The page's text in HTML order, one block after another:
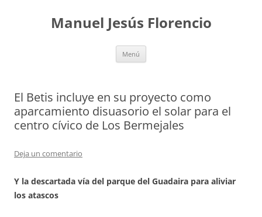
contenidoManuel Jesús Florencio
Menú
El Betis incluye en su proyecto como
aparcamiento disuasorio el solar para el
centro cívico de Los Bermejales
Deja un comentario
Y la descartada vía del parque del Guadaira para aliviar
los atascos